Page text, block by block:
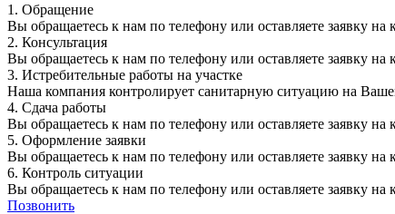
1. Обращение
Вы обращаетесь к нам по телефону или оставляете заявку на
2. Консультация
Вы обращаетесь к нам по телефону или оставляете заявку на
3. Истребительные работы на участке
Наша компания контролирует санитарную ситуацию на
4. Сдача работы
Вы обращаетесь к нам по телефону или оставляете заявку на
5. Оформление заявки
Вы обращаетесь к нам по телефону или оставляете заявку на
6. Контроль ситуации
Вы обращаетесь к нам по телефону или оставляете заявку на
Позвонить